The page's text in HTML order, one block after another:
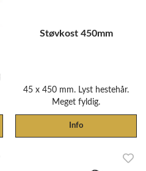
Støvkost 450mm
45 x 450 mm. Lyst hestehår.
Meget fyldig.
Info